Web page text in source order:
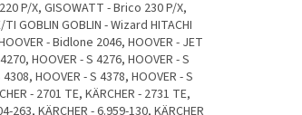
P/X, GISOWATT - Brico 230 P/X,
GOBLIN GOBLIN - Wizard HITACHI
- Bidlone 2046, HOOVER - JET
HOOVER - S 4276, HOOVER - S
HOOVER - S 4378, HOOVER - S
- 2701 TE, KÄRCHER - 2731 TE,
263, KÄRCHER - 6.959-130, KÄRCHER